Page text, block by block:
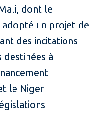
dont le
un projet de
des incitations
destinées à
le Niger